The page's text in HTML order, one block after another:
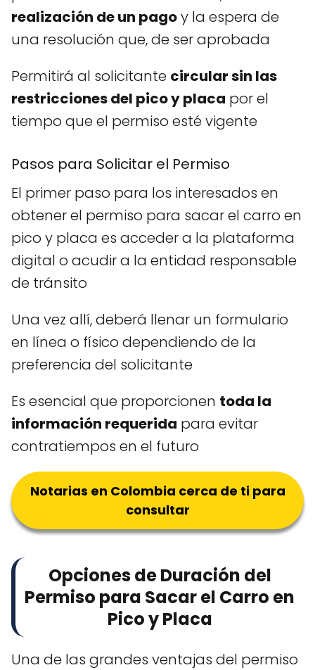
realización de un pagoy la espera de
una resolución que, de ser aprobada
Permitirá al solicitante circular sin las
restricciones del pico y placa por el
tiempo que el permiso esté vigente
Pasos para Solicitar el Permiso
El primer paso para los interesados en
obtener el permiso para sacar el carro en
pico y placa es acceder a la plataforma
digital o acudir a la entidad responsable
de tránsito
Una vez allí, deberá llenar un formulario
en línea o físico dependiendo de la
preferencia del solicitante
Es esencial que proporcionen toda la
información requerida para evitar
contratiempos en el futuro
Notarias en Colombia cerca de ti para
consultar
Opciones de Duración del
Permiso para Sacar el Carro en
Pico y Placa
Una de las grandes ventajas del permiso